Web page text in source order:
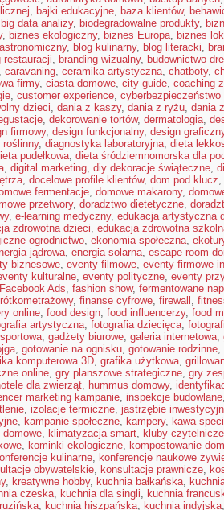
, bajki edukacyjne, baza klientów,
big data analizy, biodegradowalne produkty,
, biznes ekologiczny, biznes Europa, biznes
, blog kulinarny, blog literacki,
restauracji, branding wizualny, budownictwo
, caravaning, ceramika artystyczna, chatboty,
firmy, ciasta domowe, city guide, coaching
, customer experience, cyberbezpieczeństwo
dzieci, dania z kaszy, dania z ryżu, dania
, dekorowanie tortów, dermatologia,
firmowy, design funkcjonalny, design
roślinny, diagnostyka laboratoryjna, dieta
pudełkowa, dieta śródziemnomorska dla
, digital marketing, diy dekoracje świąteczne,
, docelowe profile klientów, dom pod klucz,
fermentacje, domowe makarony,
przetwory, doradztwo dietetyczne,
, e-learning medyczny, edukacja artystyczna
zdrowotna dzieci, edukacja zdrowotna
ogrodnictwo, ekonomia społeczna,
jądrowa, energia solarna, escape room
biznesowe, eventy filmowe, eventy firmowe
kulturalne, eventy polityczne, eventy
Facebook Ads, fashion show, fermentowane
, finanse cyfrowe, firewall ,
online, food design, food influencerzy, food
artystyczna, fotografia dziecięca,
, gadżety biurowe, galeria internetowa,
, gotowanie na ognisku, gotowanie rodzinne,
komputerowa 3D, grafika użytkowa,
online, gry planszowe strategiczne, gry
dla zwierząt, hummus domowy,
marketing kampanie, inspekcje budowlane
, izolacje termiczne, jastrzębie
, kampanie społeczne, kampery, kawa
domowe, klimatyzacja smart, kluby czytelnicze
, kominki ekologiczne, kompostowanie
kulinarne, konferencje naukowe
obywatelskie, konsultacje prawnicze,
, kreatywne hobby, kuchnia bałkańska,
czeska, kuchnia dla singli, kuchnia
, kuchnia hiszpańska, kuchnia indyjska